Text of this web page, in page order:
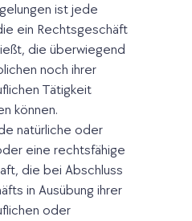
ist jede
ein Rechtsgeschäft
die überwiegend
noch ihrer
Tätigkeit
können.
natürliche oder
eine rechtsfähige
die bei Abschluss
in Ausübung ihrer
oder